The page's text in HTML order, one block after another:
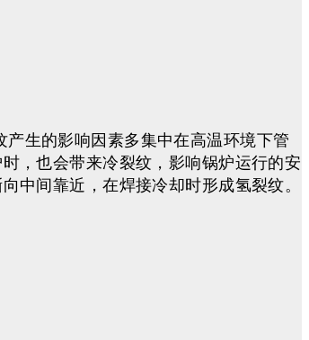
生的影响因素多集中在高温环境下管
，也会带来冷裂纹，影响锅炉运行的安
中间靠近，在焊接冷却时形成氢裂纹。